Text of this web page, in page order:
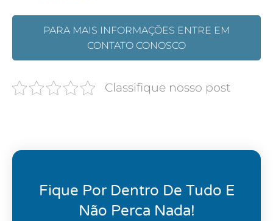
PARA MAIS INFORMAÇÕES ENTRE EM
CONTATO CONOSCO
Classifique nosso post
Fique Por Dentro De Tudo E
Não Perca Nada!